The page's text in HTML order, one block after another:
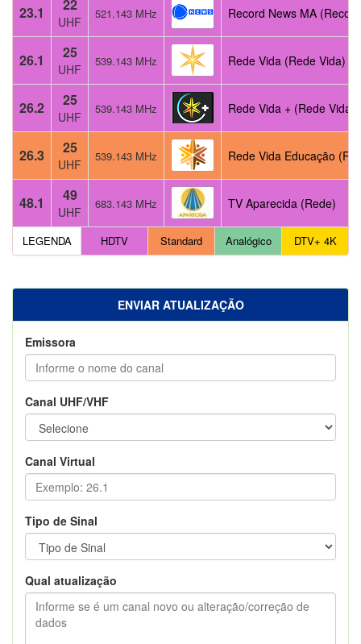
23.1 22
UHF
521.143 MHz Record News MA
26.1 25
UHF
539.143 MHz Rede Vida (Rede Vida)
26.2 25
UHF
539.143 MHz Rede Vida + (Rede Vida)
26.3 25
UHF
539.143 MHz Rede Vida Educação
48.1 49
UHF
683.143 MHz TV Aparecida (Rede)
LEGENDA HDTV Standard Analógico DTV+ 4K
ENVIAR ATUALIZAÇÃO
Emissora
Canal UHF/VHF
Canal Virtual
Tipo de Sinal
Qual atualização